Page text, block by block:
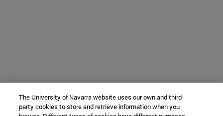
The University of Navarra website uses our own and third-
party cookies to store and retrieve information when you